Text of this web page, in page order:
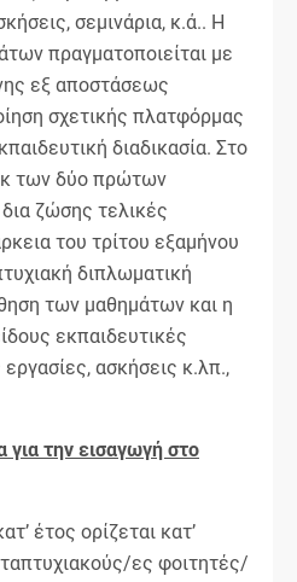
σεμινάρια, κ.ά.. Η
πραγματοποιείται με
εξ αποστάσεως
σχετικής πλατφόρμας
διαδικασία. Στο
των δύο πρώτων
ζώσης τελικές
του τρίτου εξαμήνου
διπλωματική
των μαθημάτων και η
εκπαιδευτικές
ασκήσεις κ.λπ.,
την εισαγωγή στο
έτος ορίζεται κατ’
ες φοιτητές/